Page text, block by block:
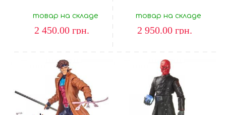
товар на складе
2 450.00 грн.
товар на складе
2 950.00 грн.